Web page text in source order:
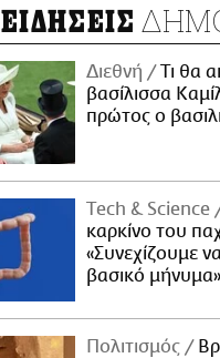
ΕΙΔΗΣΕΙΣ
Διεθνή
Τι θα
βασίλισσα
πρώτος ο
Τech & Science
καρκίνο του
«Συνεχίζουμε
βασικό μήνυμα»
Πολιτισμός